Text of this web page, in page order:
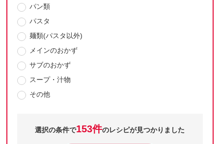
パン類
パスタ
麺類(パスタ以外)
メインのおかず
サブのおかず
スープ・汁物
その他
選択の条件で153件のレシピが見つかりました